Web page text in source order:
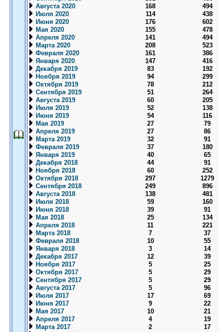
Августа 2020
168
494
Июля 2020
114
438
Июня 2020
176
602
Мая 2020
155
478
Апреля 2020
141
494
Марта 2020
208
523
Февраля 2020
161
386
Января 2020
147
416
Декабря 2019
83
192
Ноября 2019
94
299
Октября 2019
78
212
Сентября 2019
51
264
Августа 2019
60
205
Июля 2019
52
138
Июня 2019
54
116
Мая 2019
27
79
Апреля 2019
27
86
Марта 2019
32
91
Февраля 2019
37
180
Января 2019
40
65
Декабря 2018
44
91
Ноября 2018
60
252
Октября 2018
297
1279
Сентября 2018
249
896
Августа 2018
138
481
Июля 2018
59
160
Июня 2018
39
91
Мая 2018
25
134
Апреля 2018
11
221
Марта 2018
7
37
Февраля 2018
10
55
Января 2018
3
14
Декабря 2017
12
39
Ноября 2017
5
25
Октября 2017
5
29
Сентября 2017
5
29
Августа 2017
5
96
Июля 2017
17
69
Июня 2017
9
22
Мая 2017
10
21
Апреля 2017
4
19
Марта 2017
2
17